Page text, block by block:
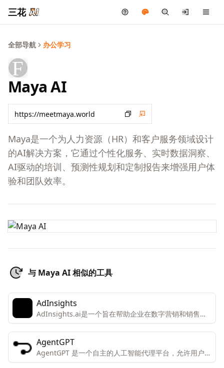
三花
全部导航 办公学习
Maya AI
Maya是一个为人力资源（HR）和客户服务领域设计
的AI解决方案，它通过个性化服务、实时数据洞察、
AI驱动的培训、预测性规划和定制报告来增强用户体
验和团队效率。
与 Maya AI 相似的工具
AdInsights
AdInsights.ai是一个旨在帮助企业在数字营销和销售方
面实现增长和效率的平台。
AgentGPT
AgentGPT 是一个自主的人工智能代理平台，允许用户在
浏览器中创建和部署可定制的自主AI代理。